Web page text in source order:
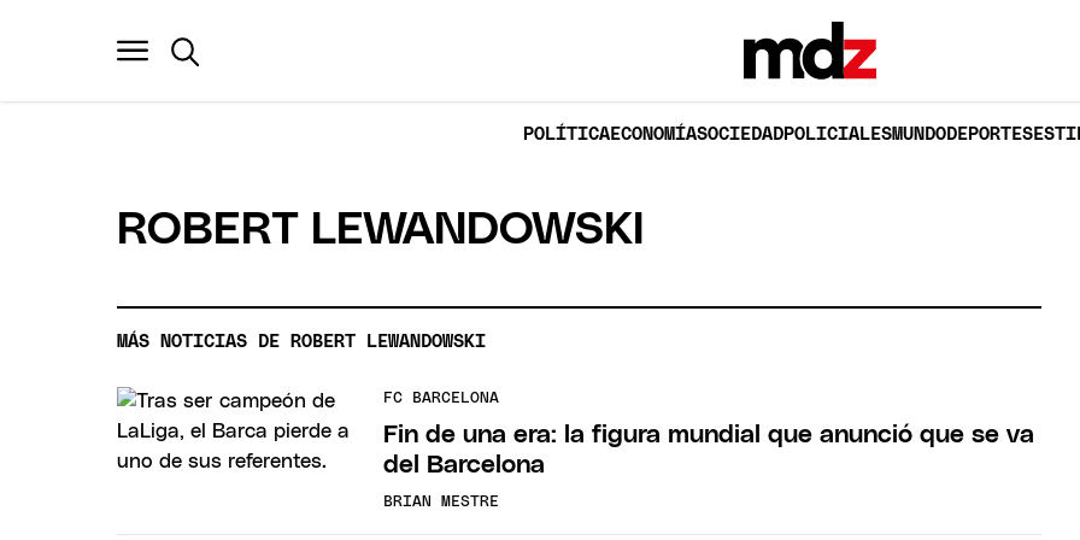
POLÍTICAECONOMÍASOCIEDADPOLICIALESMUNDODEPORTES
ROBERT LEWANDOWSKI
MÁS NOTICIAS DE ROBERT LEWANDOWSKI
FC BARCELONA
Fin de una era: la figura mundial que anunció que se va
del Barcelona
BRIAN MESTRE